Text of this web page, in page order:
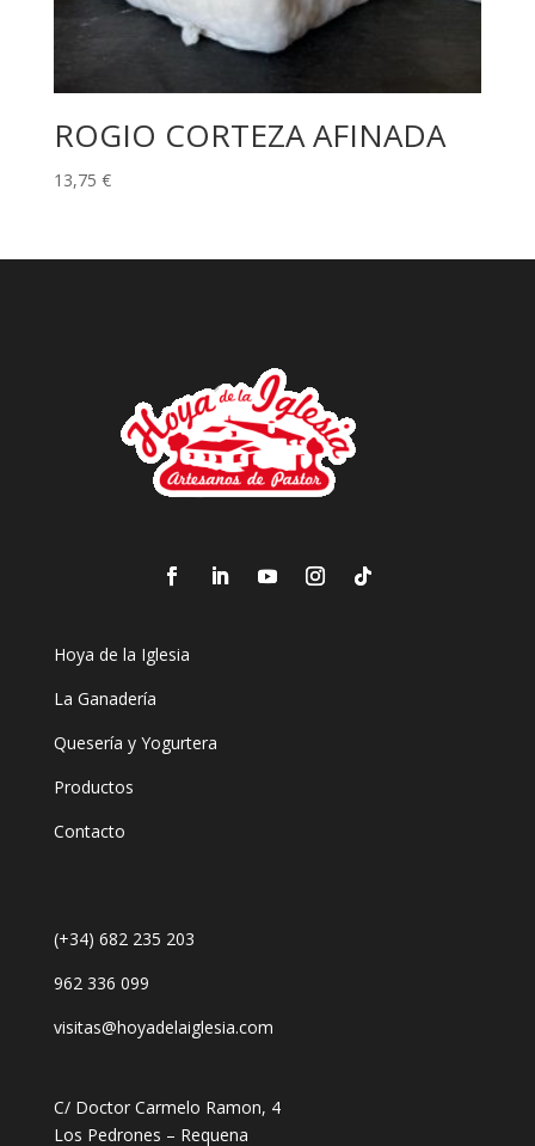
ROGIO CORTEZA AFINADA
13,75 €
Hoya de la Iglesia
La Ganadería
Quesería y Yogurtera
Productos
Contacto
(+34) 682 235 203
962 336 099
visitas@hoyadelaiglesia.com
C/ Doctor Carmelo Ramon, 4
Los Pedrones – Requena